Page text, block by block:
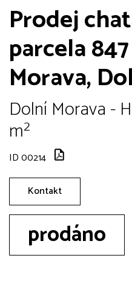
Prodej
parcela
Morava,
Dolní Morava -
m²
ID 00214
Kontakt
prodáno